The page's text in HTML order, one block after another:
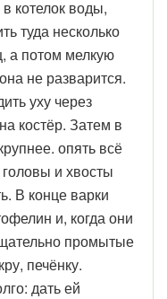
котелок воды,
туда несколько
а потом мелкую
не разварится.
уху через
костёр. Затем в
опять всё
и хвосты
В конце варки
и, когда они
промытые
печёнку.
дать ей